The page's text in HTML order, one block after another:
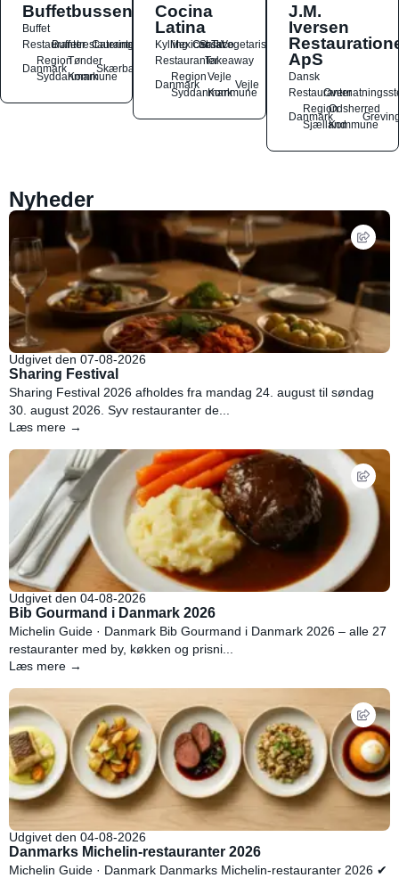
Buffetbussen
Buffet
Restauranter
Buffetrestauranter
Catering
Danmark
Region
Syddanmark
Tønder
Kommune
Skærbæk
Cocina
Latina
Kylling
Mexicansk
OstSalat
TacoVegetarisk
RestauranterTakeaway
Danmark
Region
Syddanmark
Vejle
Kommune
Vejle
J.M.
Iversen
ApS
Dansk
Restauranter
Danmark
Region
Sjælland
Odsherred
Kommune
Nyheder
Udgivet den 07-08-2026
Sharing Festival
Sharing Festival 2026 afholdes fra mandag 24. august til søndag
30. august 2026. Syv restauranter de...
Læs mere →
Udgivet den 04-08-2026
Bib Gourmand i Danmark 2026
Michelin Guide · Danmark Bib Gourmand i Danmark 2026 – alle 27
restauranter med by, køkken og prisni...
Læs mere →
Udgivet den 04-08-2026
Danmarks Michelin-restauranter 2026
Michelin Guide · Danmark Danmarks Michelin-restauranter 2026 ✔